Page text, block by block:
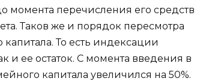
момента перечисления его средств
Таков же и порядок пересмотра
То есть индексации
и ее остаток. С момента введения в
капитала увеличился на 50%.